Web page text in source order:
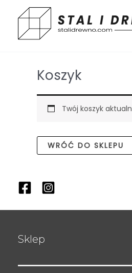
content
Koszyk
Twój koszyk
WRÓĆ DO SKLEPU
Sklep